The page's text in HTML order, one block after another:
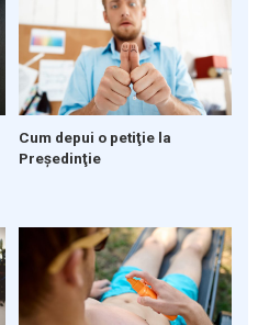
Cum depui o petiţie la
Preşedinţie